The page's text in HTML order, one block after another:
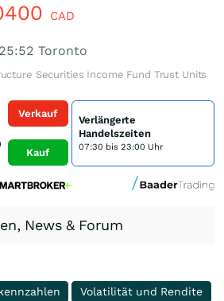
CAD
Toronto
Securities Income Fund Trust Units
Verkauf
Kauf
Verlängerte
Handelszeiten
07:30 bis 23:00 Uhr
News & Forum
Volatilität und Rendite